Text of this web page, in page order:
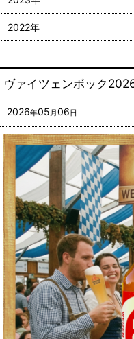
ヴァイツェンボック
2026年05 月06日
2022年